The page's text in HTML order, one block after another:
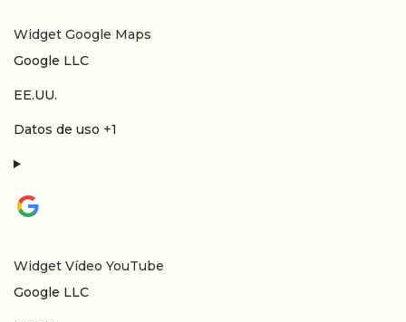
Widget Google Maps
Empresa:
Google LLC
Lugar de tratamiento:
EE.UU.
Datos Personales tratados:
Datos de uso +1
Widget Vídeo YouTube
Empresa:
Google LLC